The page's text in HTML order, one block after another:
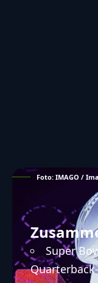
Foto: IMAGO /
Super